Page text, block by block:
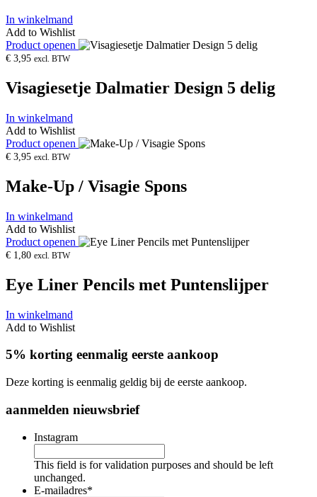
In winkelmand
Add to Wishlist
Product openen
€ 3,95 excl. BTW
Visagiesetje Dalmatier Design 5 delig
In winkelmand
Add to Wishlist
Product openen
€ 3,95 excl. BTW
Make-Up / Visagie Spons
In winkelmand
Add to Wishlist
Product openen
€ 1,80 excl. BTW
Eye Liner Pencils met Puntenslijper
In winkelmand
Add to Wishlist
5% korting eenmalig eerste aankoop
Deze korting is eenmalig geldig bij de eerste aankoop.
aanmelden nieuwsbrief
Instagram
This field is for validation purposes and should be left
unchanged.
E-mailadres*